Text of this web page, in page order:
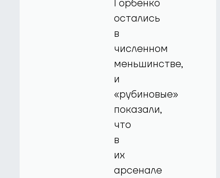
Горбенко
остались
в
численном
меньшинстве,
и
«рубиновые»
показали,
что
в
их
арсенале